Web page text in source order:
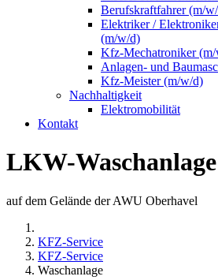
Berufskraftfahrer (m/
Elektriker /
(m/w/d)
Kfz-Mechatroniker
Anlagen- und
Kfz-Meister (m/w/d)
Nachhaltigkeit
Elektromobilität
Kontakt
LKW-
auf dem Gelände der AWU Oberhavel
KFZ-Service
KFZ-Service
Waschanlage